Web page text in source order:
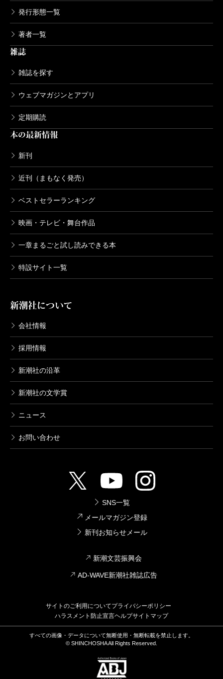
発行形態一覧
著者一覧
雑誌
雑誌を探す
ウェブマガジンとアプリ
定期購読
本の最新情報
新刊
近刊（まもなく発売）
ベストセラーランキング
映画・テレビ・舞台作品
一章まるごと試し読みできる本
特設サイト一覧
新潮社について
会社情報
採用情報
新潮社の沿革
新潮社の文学賞
ニュース
お問い合わせ
SNS一覧
メールマガジン登録
新刊お知らせメール
新潮文芸振興会
AD-WAVE新潮社雑誌広告
サイトのご利用についてプライバシーポリシー
ハラスメント防止宣言ヘルプサイトマップ
すべての画像・データについて無断使用・無断転載を禁止します。
© SHINCHOSHA All Rights Reserved.